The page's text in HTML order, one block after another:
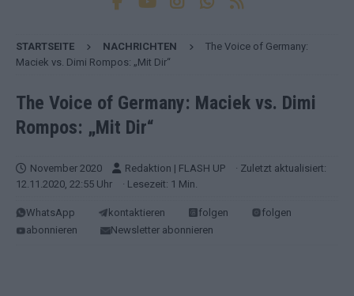
STARTSEITE NACHRICHTEN
The Voice of Germany:
Maciek vs. Dimi Rompos: „Mit Dir“
The Voice of Germany: Maciek vs. Dimi
Rompos: „Mit Dir“
November 2020 Redaktion | FLASH UP
· Zuletzt aktualisiert:
12.11.2020, 22:55 Uhr
· Lesezeit: 1 Min.
WhatsApp kontaktieren folgen
folgen
abonnieren
Newsletter abonnieren